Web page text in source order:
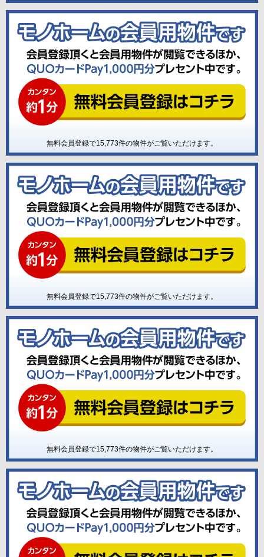
無料会員登録で15,773件の物件がご覧いただけます。
無料会員登録で15,773件の物件がご覧いただけます。
無料会員登録で15,773件の物件がご覧いただけます。